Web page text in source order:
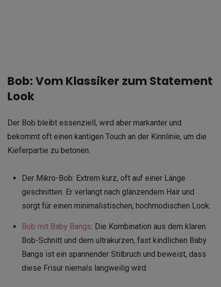
Bob: Vom Klassiker zum Statement
Look
Der Bob bleibt essenziell, wird aber markanter und
bekommt oft einen kantigen Touch an der Kinnlinie, um die
Kieferpartie zu betonen.
Der Mikro-Bob: Extrem kurz, oft auf einer Länge
geschnitten. Er verlangt nach glänzendem Hair und
sorgt für einen minimalistischen, hochmodischen Look.
Bob mit Baby Bangs: Die Kombination aus dem klaren
Bob-Schnitt und dem ultrakurzen, fast kindlichen Baby
Bangs ist ein spannender Stilbruch und beweist, dass
diese Frisur niemals langweilig wird.